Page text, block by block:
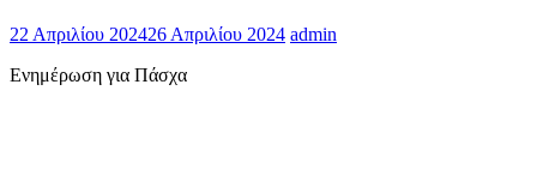
22 Απριλίου 202426 Απριλίου 2024 admin
Ενημέρωση για Πάσχα